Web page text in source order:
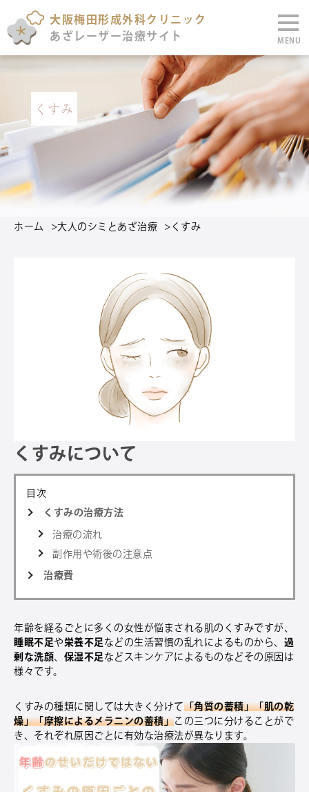
大阪梅田形成外科クリニック
あざレーザー治療サイト
MENU
くすみ
ホーム >大人のシミとあざ治療 > くすみ
くすみについて
目次
くすみの治療方法
治療の流れ
副作用や術後の注意点
治療費
年齢を経るごとに多くの女性が悩まされる肌のくすみですが、
睡眠不足や 栄養不足 などの生活習慣の乱れによるものから、 過
剰な洗顔、 保湿不足 などスキンケアによるものなどその原因は
様々です。
くすみの種類に関しては大きく分けて 「角質の蓄積」「肌の乾
燥」「摩擦によるメラニンの蓄積」この三つに分けることがで
き、それぞれ原因ごとに有効な治療法が異なります。